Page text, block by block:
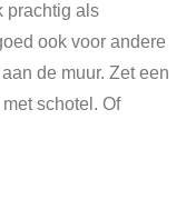
prachtig als
ook voor andere
de muur. Zet een
schotel. Of